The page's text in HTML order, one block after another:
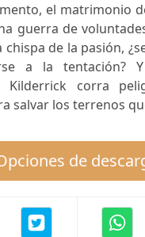
el matrimonio
guerra de
chispa de la pasión,
a la tentación?
Kilderrick corra
salvar los terrenos
de